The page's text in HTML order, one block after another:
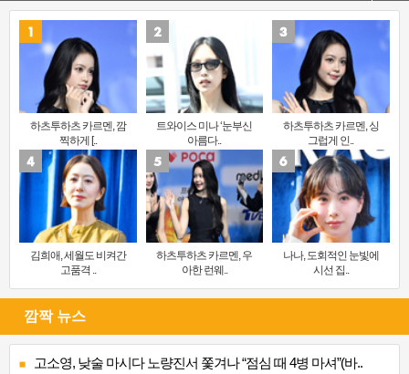
하츠투하츠 카르멘, 깜
찍하게 [..
트와이스 미나 ‘눈부신
아름다..
하츠투하츠 카르멘, 싱
그럽게 인..
김희애, 세월도 비켜간
고품격 ..
하츠투하츠 카르멘, 우
아한 런웨..
나나, 도회적인 눈빛에
시선 집..
깜짝 뉴스
고소영, 낮술 마시다 노량진서 쫓겨나 “점심 때 4병 마셔”(바..